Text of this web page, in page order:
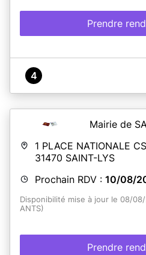
Prendre
4
Mairie de
1 PLACE NATIONALE
31470 SAINT-LYS
Prochain RDV : 10/08/
Disponibilité mise à jour le 08/
ANTS)
Prendre